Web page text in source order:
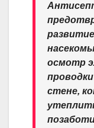
осмотр
стене,